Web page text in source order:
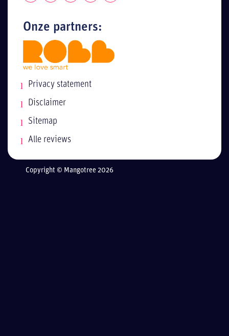
Onze partners:
Privacy statement
Disclaimer
Sitemap
Alle reviews
Copyright © Mangotree 2026